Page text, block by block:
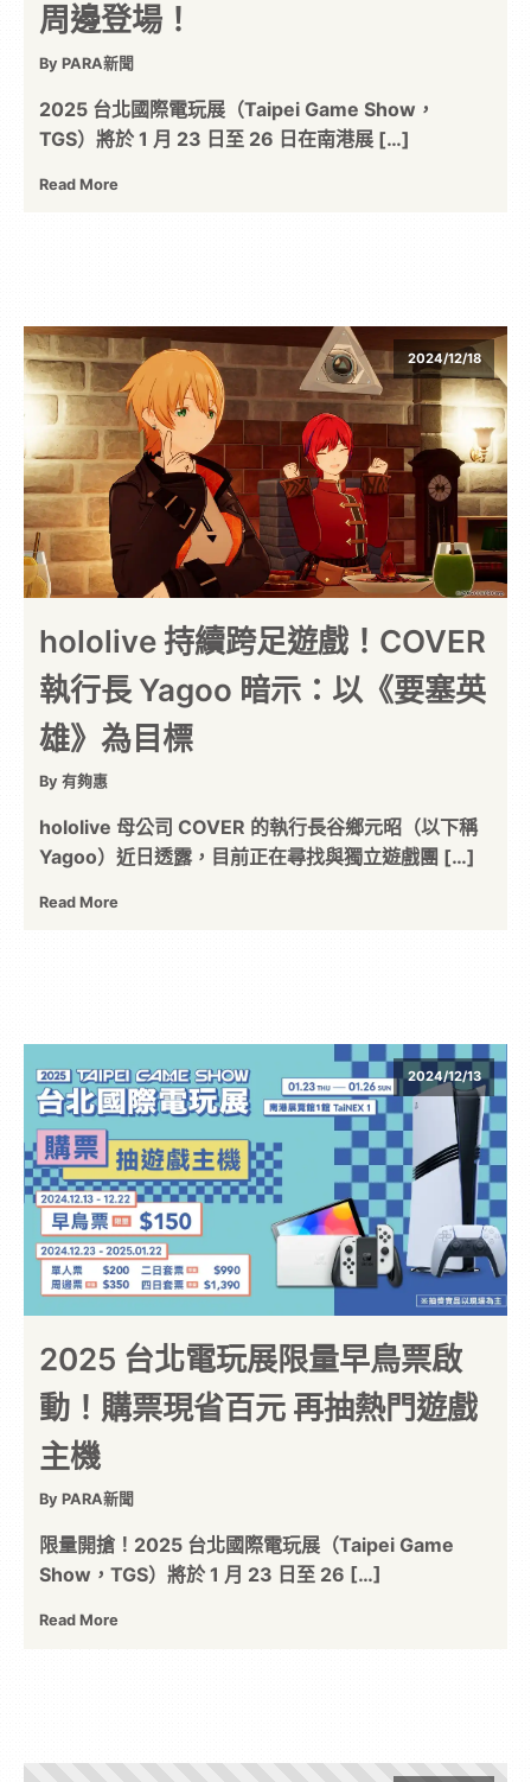
周邊登場！
By PARA新聞
2025 台北國際電玩展（Taipei Game Show，
TGS）將於 1 月 23 日至 26 日在南港展 […]
Read More
2024/12/18
hololive 持續跨足遊戲！COVER
執行長 Yagoo 暗示：以《要塞英
雄》為目標
By 有夠惠
hololive 母公司 COVER 的執行長谷鄉元昭（以下稱
Yagoo）近日透露，目前正在尋找與獨立遊戲團 […]
Read More
2024/12/13
2025 台北電玩展限量早鳥票啟
動！購票現省百元 再抽熱門遊戲
主機
By PARA新聞
限量開搶！2025 台北國際電玩展（Taipei Game
Show，TGS）將於 1 月 23 日至 26 […]
Read More